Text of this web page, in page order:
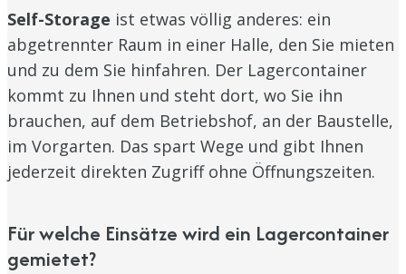
Self-Storage ist etwas völlig anderes: ein
abgetrennter Raum in einer Halle, den Sie mieten
und zu dem Sie hinfahren. Der Lagercontainer
kommt zu Ihnen und steht dort, wo Sie ihn
brauchen, auf dem Betriebshof, an der Baustelle,
im Vorgarten. Das spart Wege und gibt Ihnen
jederzeit direkten Zugriff ohne Öffnungszeiten.
Für welche Einsätze wird ein Lagercontainer
gemietet?